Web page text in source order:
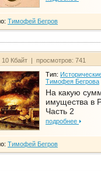
Тимофей Бегров
Кбайт | просмотров: 741
Тип:
Тимофея Бегрова
На какую
имущества в
Часть 2
подробнее
Тимофей Бегров